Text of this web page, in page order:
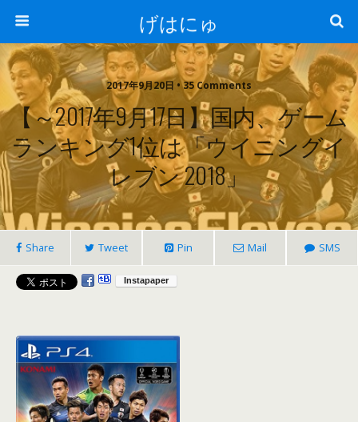
げはにゅ
2017年9月20日 • 35 Comments
【～2017年9月17日】国内、ゲーム
ランキング1位は「ウイニングイ
レブン 2018」
Share Tweet Pin Mail SMS